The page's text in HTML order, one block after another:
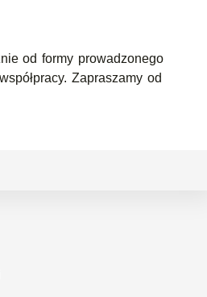
od formy prowadzonego
Zapraszamy od